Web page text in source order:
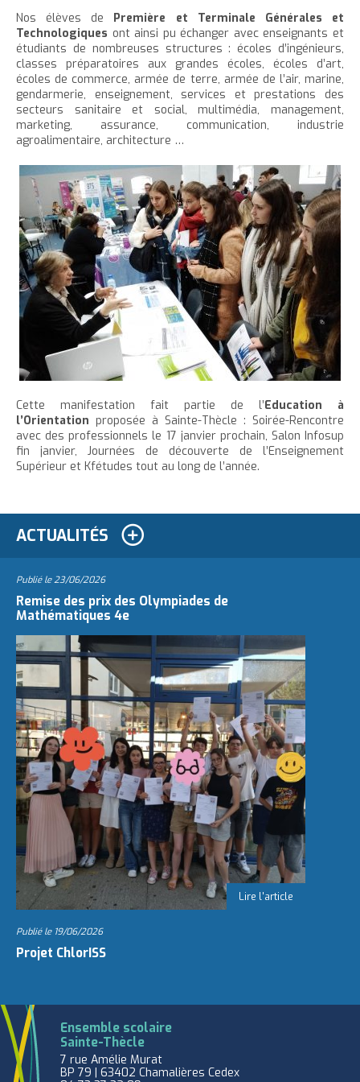
e
Nos élèves de Première et Terminale Générales et
Technologiques ont ainsi pu échanger avec enseignants et
étudiants de nombreuses structures : écoles d’ingénieurs,
classes préparatoires aux grandes écoles, écoles d’art,
écoles de commerce, armée de terre, armée de l’air, marine,
gendarmerie, enseignement, services et prestations des
secteurs sanitaire et social, multimédia, management,
marketing, assurance, communication, industrie
agroalimentaire, architecture …
Cette manifestation fait partie de l’Education à
l’Orientation proposée à Sainte-Thècle : Soirée-Rencontre
avec des professionnels le 17 janvier prochain, Salon Infosup
fin janvier, Journées de découverte de l’Enseignement
Supérieur et Kfétudes tout au long de l’année.
ACTUALITÉS
Publié le23/06/2026
Remise des prix des Olympiades de
Mathématiques 4e
Publié le 19/06/2026
Projet ChlorISS
Ensemble scolaire
Sainte-Thècle
7 rue Amélie Murat
BP 79 | 63402 Chamalières Cedex